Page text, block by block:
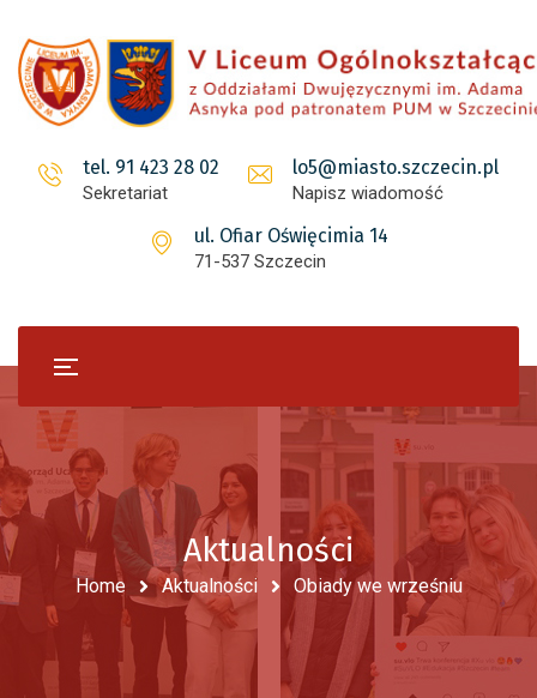
tel. 91 423 28 02
Sekretariat
lo5@miasto.szczecin.pl
Napisz wiadomość
ul. Ofiar Oświęcimia 14
71-537 Szczecin
Aktualności
Home Aktualności Obiady we wrześniu